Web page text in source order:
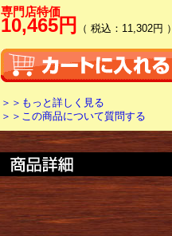
専門店特価
10,465円 （ 税込：11,302円 ）
＞＞もっと詳しく見る
＞＞この商品について質問する